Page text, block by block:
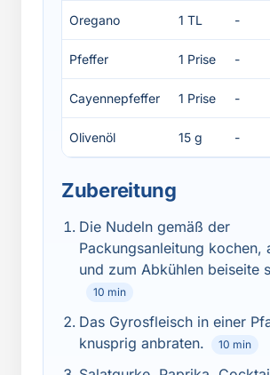
Oregano 1 TL -
Pfeffer 1 Prise -
Cayennepfeffer 1 Prise -
Olivenöl 15 g -
Zubereitung
Die Nudeln gemäß der
Packungsanleitung kochen,
und zum Abkühlen beiseite
10 min
Das Gyrosfleisch in einer
knusprig anbraten.
10 min